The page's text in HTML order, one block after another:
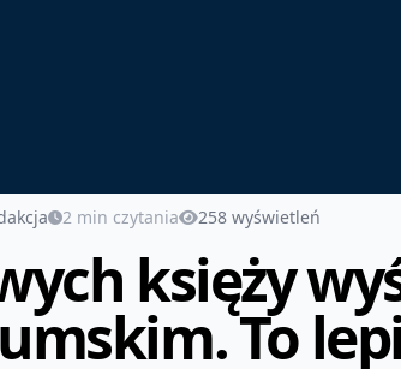
2 min czytania 258 wyświetleń
księży
To